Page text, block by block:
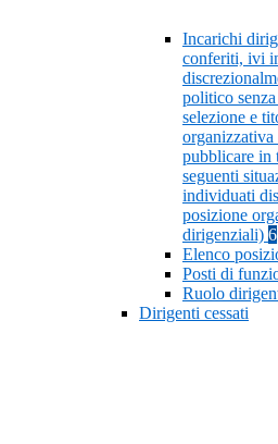
Incarichi
conferiti, ivi
politico
selezione e
pubblicare in
seguenti
individuati
posizione
dirigenziali) 6
Elenco
Posti di
Ruolo
Dirigenti cessati